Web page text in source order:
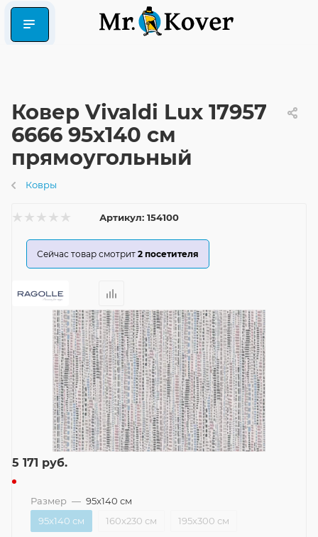
Ковер Vivaldi Lux 17957
6666 95x140 см
прямоугольный
Ковры
Артикул: 154100
Сейчас товар смотрит 2 посетителя
5 171 руб.
Размер — 95x140 см
95x140 см
160x230 см 195x300 см